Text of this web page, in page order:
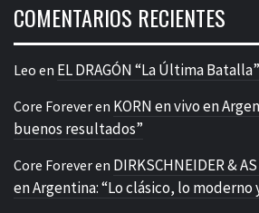
COMENTARIOS RECIENTES
Leo en EL DRAGÓN “La Última Batalla”
Core Foreveren KORN en vivo en
buenos resultados”
Core Foreveren DIRKSCHNEIDER &
en Argentina: “Lo clásico, lo moderno